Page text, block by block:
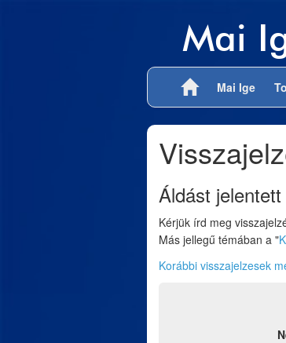
Mai
Mai Ige
Áldást
Kérjük írd meg
Más jellegű témában a "
Korábbi visszajelzesek